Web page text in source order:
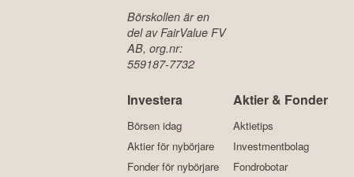
Börskollen är en
del av FairValue FV
AB, org.nr:
559187-7732
Investera
Börsen idag
Aktier för nybörjare
Fonder för nybörjare
Aktier & Fonder
Aktietips
Investmentbolag
Fondrobotar